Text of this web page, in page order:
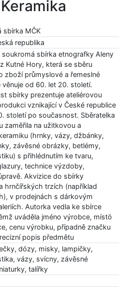
sbírka MČK
republika
soukromá sbírka etnografky Aleny
Kutné Hory, která se sběru
zboží průmyslové a řemeslné
věnuje od 60. let 20. století.
sbírky prezentuje ateliérovou
vznikající v České republice
století po současnost. Sběratelka
zaměřila na užitkovou a
(hrnky, vázy, džbánky,
závěsné obrázky, betlémy,
s přihlédnutím ke tvaru,
technice výzdoby,
Akvizice do sbírky
hrnčířských trzích (například
v prodejnách s dárkovým
Autorka vedla ke sbírce
uváděla jméno výrobce, místö
cenu výrobku, případně značku
popis předmětu
dózy, misky, lampičky,
vázy, svícny, závěsné
talířky